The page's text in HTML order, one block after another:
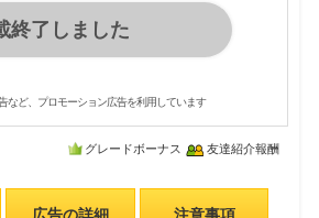
終了しました
など、プロモーション広告を利用しています
グレードボーナス 友達紹介報酬